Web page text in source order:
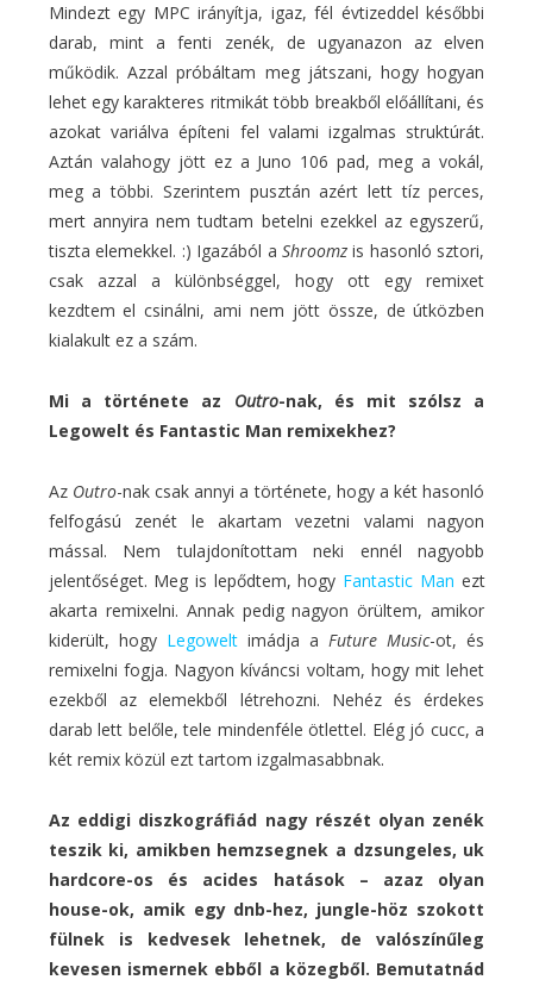
Mindezt egy MPC irányítja, igaz, fél évtizeddel későbbi
darab, mint a fenti zenék, de ugyanazon az elven
működik. Azzal próbáltam meg játszani, hogy hogyan
lehet egy karakteres ritmikát több breakből előállítani, és
azokat variálva építeni fel valami izgalmas struktúrát.
Aztán valahogy jött ez a Juno 106 pad, meg a vokál,
meg a többi. Szerintem pusztán azért lett tíz perces,
mert annyira nem tudtam betelni ezekkel az egyszerű,
tiszta elemekkel. :) Igazából a Shroomz is hasonló sztori,
csak azzal a különbséggel, hogy ott egy remixet
kezdtem el csinálni, ami nem jött össze, de útközben
kialakult ez a szám.
Mi a története az Outro-nak, és mit szólsz a
Legowelt és Fantastic Man remixekhez?
Az Outro-nak csak annyi a története, hogy a két hasonló
felfogású zenét le akartam vezetni valami nagyon
mással. Nem tulajdonítottam neki ennél nagyobb
jelentőséget. Meg is lepődtem, hogy Fantastic Man ezt
akarta remixelni. Annak pedig nagyon örültem, amikor
kiderült, hogy Legoweltimádja aFuture Music-ot, és
remixelni fogja. Nagyon kíváncsi voltam, hogy mit lehet
ezekből az elemekből létrehozni. Nehéz és érdekes
darab lett belőle, tele mindenféle ötlettel. Elég jó cucc, a
két remix közül ezt tartom izgalmasabbnak.
Az eddigi diszkográfiád nagy részét olyan zenék
teszik ki, amikben hemzsegnek a dzsungeles, uk
hardcore-os és acides hatások – azaz olyan
house-ok, amik egy dnb-hez, jungle-höz szokott
fülnek is kedvesek lehetnek, de valószínűleg
kevesen ismernek ebből a közegből. Bemutatnád